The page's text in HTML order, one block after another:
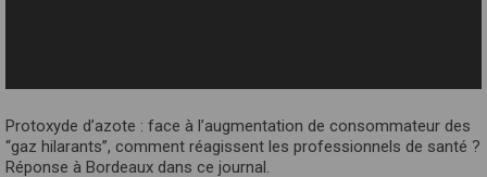
Protoxyde d’azote : face à l’augmentation de consommateur des
“gaz hilarants”, comment réagissent les professionnels de santé ?
Réponse à Bordeaux dans ce journal.